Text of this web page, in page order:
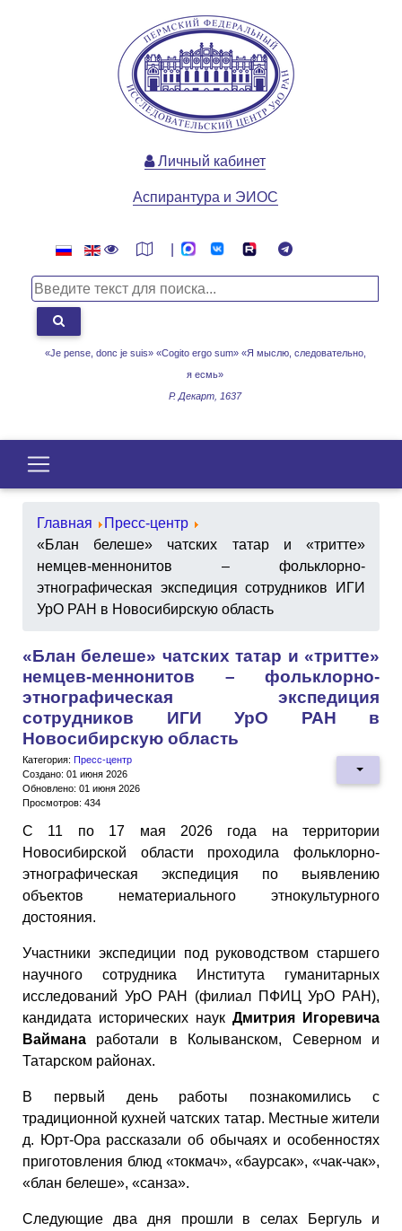
«Je pense, donc je suis» «Cogito ergo sum» «Я мыслю, следовательно,
я есмь»
Р. Декарт, 1637
Личный кабинет
Аспирантура и ЭИОС
Главная
Пресс-центр
«Блан белеше» чатских татар и «тритте»
немцев-меннонитов – фольклорно-
этнографическая экспедиция сотрудников ИГИ
УрО РАН в Новосибирскую область
«Блан белеше» чатских татар и «тритте»
немцев-меннонитов – фольклорно-
этнографическая экспедиция
сотрудников ИГИ УрО РАН в
Новосибирскую область
Категория: Пресс-центр
Создано: 01 июня 2026
Обновлено: 01 июня 2026
Просмотров: 434
С 11 по 17 мая 2026 года на территории
Новосибирской области проходила фольклорно-
этнографическая экспедиция по выявлению
объектов нематериального этнокультурного
достояния.
Участники экспедиции под руководством старшего
научного сотрудника Института гуманитарных
исследований УрО РАН (филиал ПФИЦ УрО РАН),
кандидата исторических наук Дмитрия Игоревича
Ваймана работали в Колыванском, Северном и
Татарском районах.
В первый день работы познакомились с
традиционной кухней чатских татар. Местные жители
д. Юрт-Ора рассказали об обычаях и особенностях
приготовления блюд «токмач», «баурсак», «чак-чак»,
«блан белеше», «санза».
Следующие два дня прошли в селах Бергуль и